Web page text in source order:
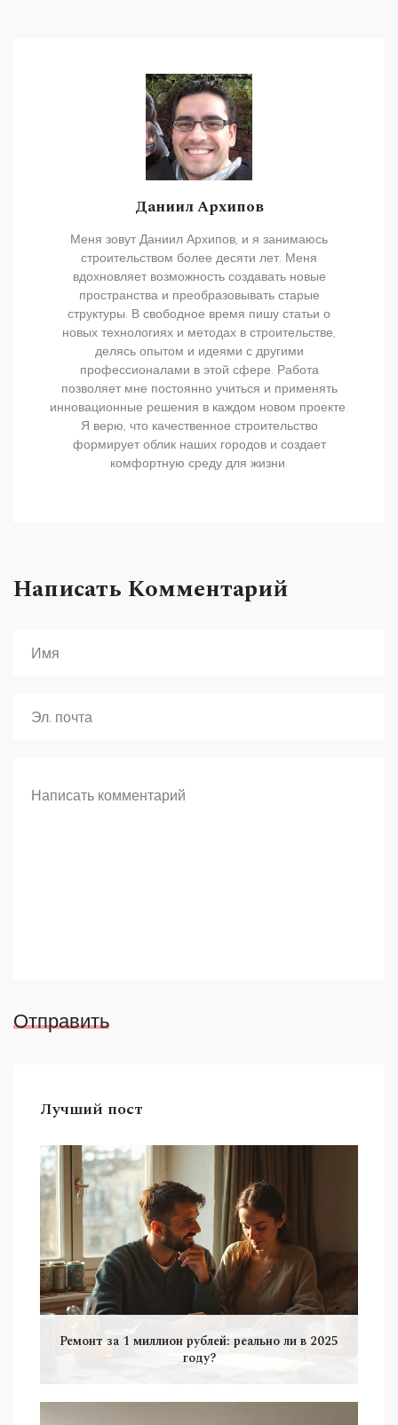
Даниил Архипов
Меня зовут Даниил Архипов, и я занимаюсь
строительством более десяти лет. Меня
вдохновляет возможность создавать новые
пространства и преобразовывать старые
структуры. В свободное время пишу статьи о
новых технологиях и методах в строительстве,
делясь опытом и идеями с другими
профессионалами в этой сфере. Работа
позволяет мне постоянно учиться и применять
инновационные решения в каждом новом проекте.
Я верю, что качественное строительство
формирует облик наших городов и создает
комфортную среду для жизни.
Написать Комментарий
Отправить
Лучший пост
Ремонт за 1 миллион рублей: реально ли в 2025
году?